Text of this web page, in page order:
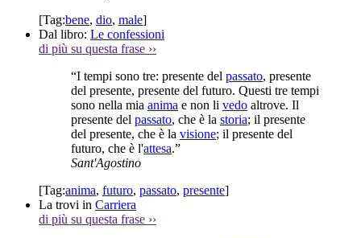
[Tag:bene, dio, male]
Dal libro: Le confessioni
di più su questa frase ››
“I tempi sono tre: presente del passato, presente
del presente, presente del futuro. Questi tre tempi
sono nella mia anima e non li vedo altrove. Il
presente del passato, che è la storia; il presente
del presente, che è la visione; il presente del
futuro, che è l'attesa.”
Sant'Agostino
[Tag:anima, futuro, passato, presente]
La trovi in Carriera
di più su questa frase ››